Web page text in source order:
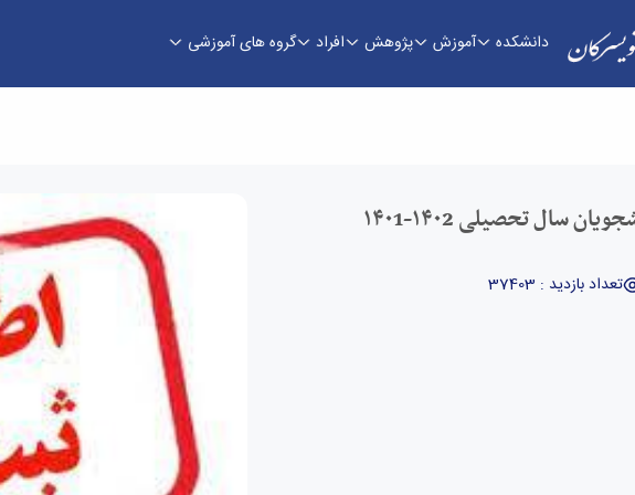
دانشکده آموزش پژوهش افراد گروه های آموزشی
فنی و منابع طبیعی تویسرکان
تحصیلی ۱۴۰2-۱۴۰1
تعداد بازدید : 37403